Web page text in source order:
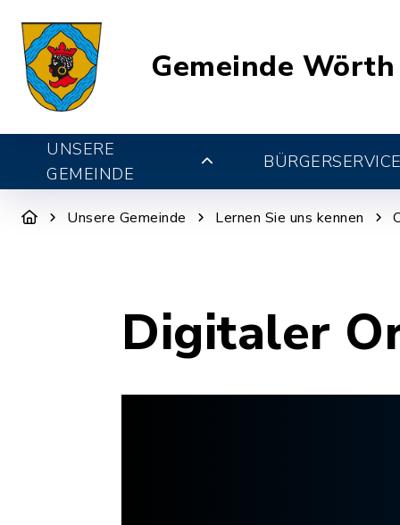
Gemeinde Wörth
UNSERE
GEMEINDE
Unsere Gemeinde Lernen Sie uns kennen
Digitaler